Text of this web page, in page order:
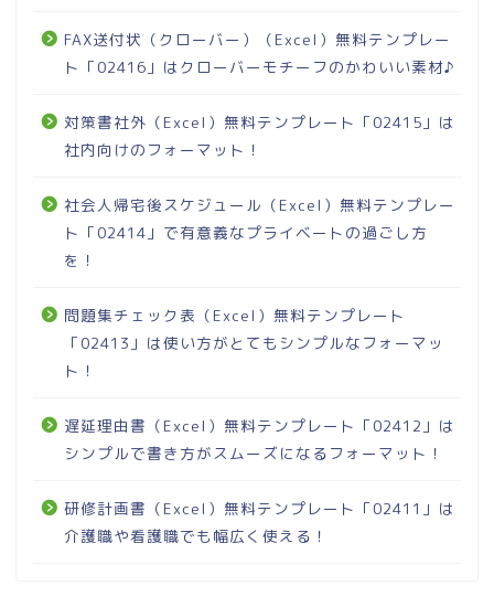
FAX送付状（クローバー）（Excel）無料テンプレー
ト「02416」はクローバーモチーフのかわいい素材♪
対策書社外（Excel）無料テンプレート「02415」は
社内向けのフォーマット！
社会人帰宅後スケジュール（Excel）無料テンプレー
ト「02414」で有意義なプライベートの過ごし方
を！
問題集チェック表（Excel）無料テンプレート
「02413」は使い方がとてもシンプルなフォーマッ
ト！
遅延理由書（Excel）無料テンプレート「02412」は
シンプルで書き方がスムーズになるフォーマット！
研修計画書（Excel）無料テンプレート「02411」は
介護職や看護職でも幅広く使える！